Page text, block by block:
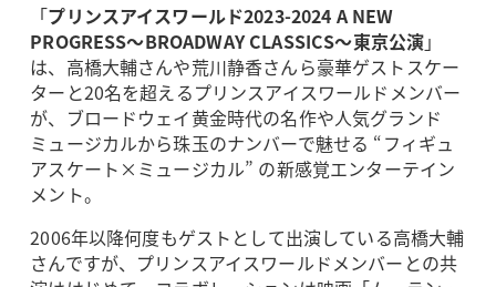
「プリンスアイスワールド2023-2024 A NEW
PROGRESS～BROADWAY CLASSICS～東京公演」
は、高橋大輔さんや荒川静香さんら豪華ゲストスケー
ターと20名を超えるプリンスアイスワールドメンバー
が、ブロードウェイ黄金時代の名作や人気グランド
ミュージカルから珠玉のナンバーで魅せる “フィギュ
アスケート×ミュージカル” の新感覚エンターテイン
メント。
2006年以降何度もゲストとして出演している高橋大輔
さんですが、プリンスアイスワールドメンバーとの共